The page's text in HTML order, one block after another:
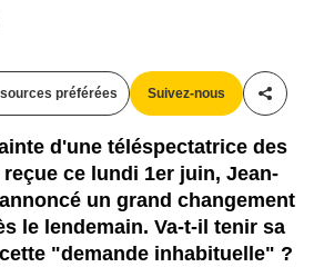
préférées Suivez-nous
d'une téléspectatrice des
ce lundi 1er juin, Jean-
un grand changement
le lendemain. Va-t-il tenir sa
"demande inhabituelle" ?